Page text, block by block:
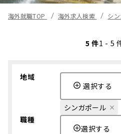
海外就職TOP 海外求人検索 シ
5 件1 - 5
地域
選択する
シンガポール
職種
選択する